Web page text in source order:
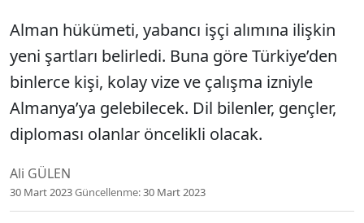
Alman hükümeti, yabancı işçi alımına ilişkin
yeni şartları belirledi. Buna göre Türkiye’den
binlerce kişi, kolay vize ve çalışma izniyle
Almanya’ya gelebilecek. Dil bilenler, gençler,
diploması olanlar öncelikli olacak.
Ali GÜLEN
30 Mart 2023Güncellenme:30 Mart 2023